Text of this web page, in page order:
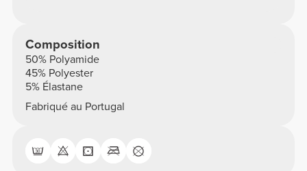
Composition
50% Polyamide
45% Polyester
5% Élastane
Fabriqué au Portugal